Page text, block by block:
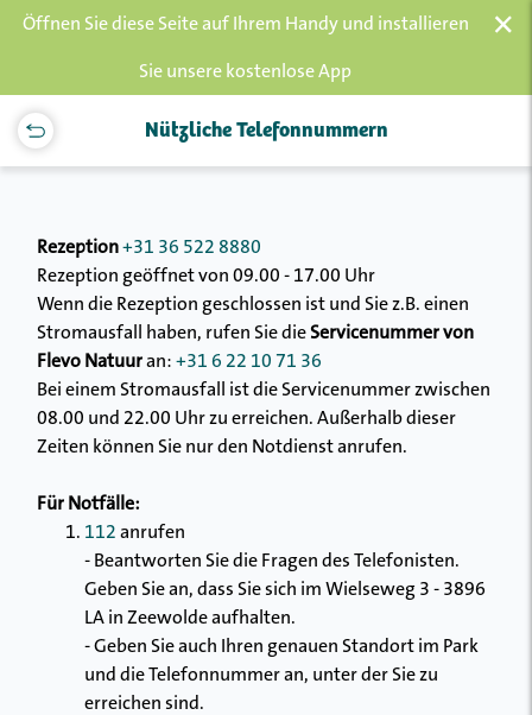
Öffnen Sie diese Seite auf Ihrem Handy und installieren
Sie unsere kostenlose App
×
Nützliche Telefonnummern
Rezeption+31 36 522 8880
Rezeption geöffnet von 09.00 - 17.00 Uhr
Wenn die Rezeption geschlossen ist und Sie z.B. einen
Stromausfall haben, rufen Sie dieServicenummer von
Flevo Natuuran: +31 6 22 10 71 36
Bei einem Stromausfall ist die Servicenummer zwischen
08.00 und 22.00 Uhr zu erreichen. Außerhalb dieser
Zeiten können Sie nur den Notdienst anrufen.
Für Notfälle:
112 anrufen
- Beantworten Sie die Fragen des Telefonisten.
Geben Sie an, dass Sie sich im Wielseweg 3 - 3896
LA in Zeewolde aufhalten.
- Geben Sie auch Ihren genauen Standort im Park
und die Telefonnummer an, unter der Sie zu
erreichen sind.